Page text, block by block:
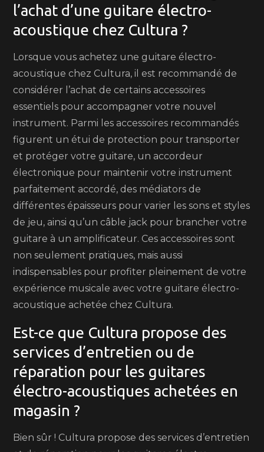
l’achat d’une guitare électro-
acoustique chez Cultura ?
Lorsque vous achetez une guitare électro-
acoustique chez Cultura, il est recommandé de
considérer l’achat de certains accessoires
essentiels pour accompagner votre nouvel
instrument. Parmi les accessoires recommandés
figurent un étui de protection pour transporter
et protéger votre guitare, un accordeur
électronique pour maintenir votre instrument
parfaitement accordé, des médiators de
différentes épaisseurs pour varier les sons et styles
de jeu, ainsi qu’un câble jack pour brancher votre
guitare à un amplificateur. Ces accessoires sont
non seulement pratiques, mais aussi
indispensables pour profiter pleinement de votre
expérience musicale avec votre guitare électro-
acoustique achetée chez Cultura.
Est-ce que Cultura propose des
services d’entretien ou de
réparation pour les guitares
électro-acoustiques achetées en
magasin ?
Bien sûr ! Cultura propose des services d’entretien